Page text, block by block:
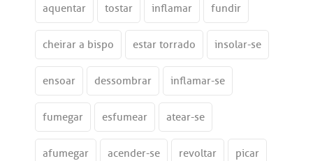
aquentar tostar inflamar fundir
cheirar a bispo estar torrado insolar-se
ensoar dessombrar inflamar-se
fumegar esfumear atear-se
afumegar acender-se revoltar picar